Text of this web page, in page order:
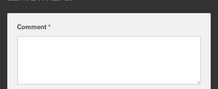
Comment *